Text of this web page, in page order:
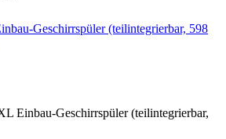
Geschirrspüler (teilintegrierbar, 598